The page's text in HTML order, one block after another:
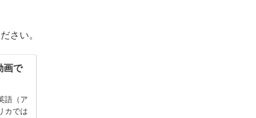
さい。
画で
語（ア
カでは